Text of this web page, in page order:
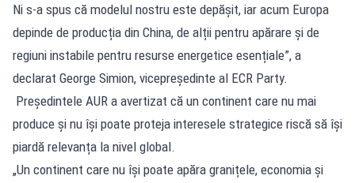
Ni s-a spus că modelul nostru este depășit, iar acum Europa
depinde de producția din China, de alții pentru apărare și de
regiuni instabile pentru resurse energetice esențiale”, a
declarat George Simion, vicepreședinte al ECR Party.
Președintele AUR a avertizat că un continent care nu mai
produce și nu își poate proteja interesele strategice riscă să își
piardă relevanța la nivel global.
„Un continent care nu își poate apăra granițele, economia și